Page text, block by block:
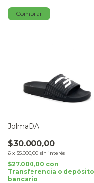
Comprar
JolmaDA
$30.000,00
6 x $5.000,00 sin interés
$27.000,00 con
Transferencia o depósito
bancario